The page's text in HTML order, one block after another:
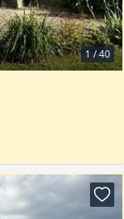
1 /40